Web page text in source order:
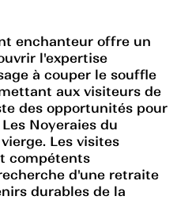
enchanteur offre un
l'expertise
à couper le souffle
aux visiteurs de
des opportunités pour
Noyeraies du
Les visites
compétents
d'une retraite
durables de la